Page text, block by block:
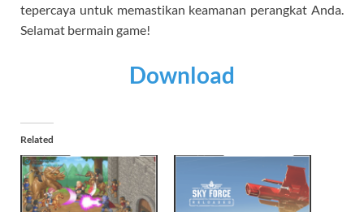
tepercaya untuk memastikan keamanan perangkat Anda.
Selamat bermain game!
Download
Related